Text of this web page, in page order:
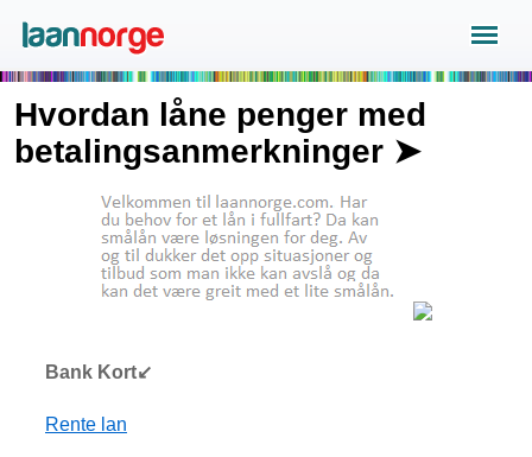
Hvordan låne penger med
betalingsanmerkninger ➤
Bank Kort↙
Rente lan